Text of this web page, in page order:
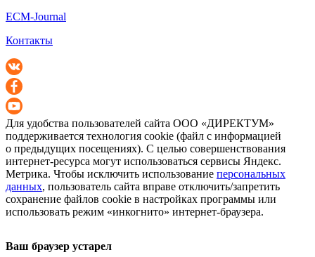
ECM-Journal
Контакты
Для удобства пользователей сайта ООО «ДИРЕКТУМ»
поддерживается технология cookie (файл с информацией
о предыдущих посещениях). С целью совершенствования
интернет-ресурса могут использоваться сервисы Яндекс.
Метрика. Чтобы исключить использование персональных
данных, пользователь сайта вправе отключить/запретить
сохранение файлов cookie в настройках программы или
использовать режим «инкогнито» интернет-браузера.
Ваш браузер устарел